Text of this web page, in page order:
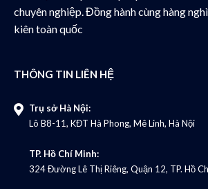
chuyên nghiệp. Đồng hành cùng hàng
kiên toàn quốc
THÔNG TIN LIÊN HỆ
Trụ sở Hà Nội:
Lô B8-11, KĐT Hà Phong, Mê Linh, Hà Nội
TP. Hồ Chí Minh:
324 Đường Lê Thị Riêng, Quận 12, TP. Hồ